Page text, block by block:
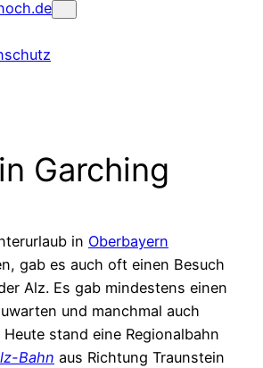
Garching
in Oberbayern
gab es auch oft einen Besuch
Alz. Es gab mindestens einen
und manchmal auch
stand eine Regionalbahn
Bahn aus Richtung Traunstein